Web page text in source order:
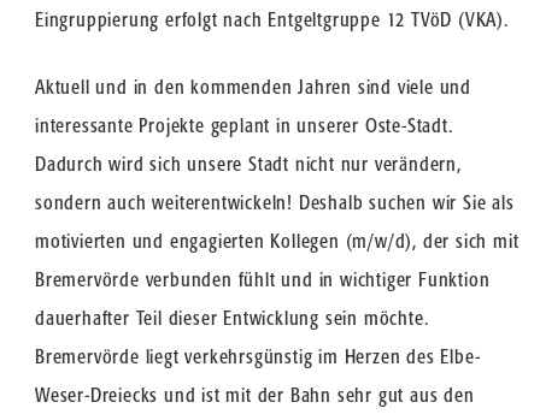
Eingruppierung erfolgt nach Entgeltgruppe 12 TVöD (VKA).
Aktuell und in den kommenden Jahren sind viele und
interessante Projekte geplant in unserer Oste-Stadt.
Dadurch wird sich unsere Stadt nicht nur verändern,
sondern auch weiterentwickeln! Deshalb suchen wir Sie als
motivierten und engagierten Kollegen (m/w/d), der sich mit
Bremervörde verbunden fühlt und in wichtiger Funktion
dauerhafter Teil dieser Entwicklung sein möchte.
Bremervörde liegt verkehrsgünstig im Herzen des Elbe-
Weser-Dreiecks und ist mit der Bahn sehr gut aus den